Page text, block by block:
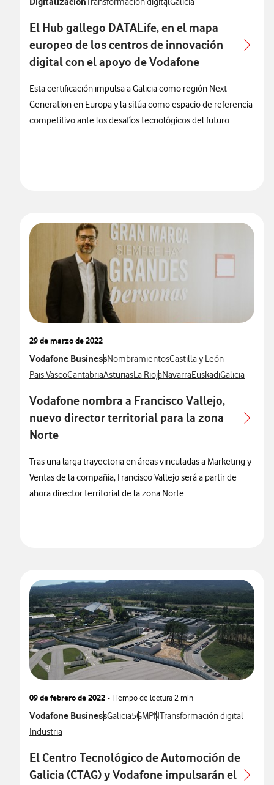
El Hub gallego DATALife, en el mapa
europeo de los centros de innovación
digital con el apoyo de Vodafone
Esta certificación impulsa a Galicia como región Next
Generation en Europa y la sitúa como espacio de referencia
competitivo ante los desafíos tecnológicos del futuro
29 de marzo de 2022
Ver más notas de prensa relacionados con
Vodafone BusinessVer más notas de prensa relacionados con
NombramientosVer más notas de prensa
Castilla y León
Ver más notas de prensa relacionados con
Pais VascoVer más notas de prensa relacionados con
CantabriaVer más notas de prensa relacionados con
AsturiasVer más notas de prensa
La RiojaVer más notas de prensa
NavarraVer más notas de
EuskadiVer más
Galicia
Vodafone nombra a Francisco Vallejo,
nuevo director territorial para la zona
Norte
Tras una larga trayectoria en áreas vinculadas a Marketing y
Ventas de la compañía, Francisco Vallejo será a partir de
ahora director territorial de la zona Norte.
09 de febrero de 2022 - Tiempo de lectura2 min
Ver más notas de prensa relacionados con
Vodafone BusinessVer más notas de prensa relacionados con
GaliciaVer más notas de prensa
5GVer más notas de prensa
MPNVer más notas de prensa
Transformación digital
Ver más notas de prensa relacionados con
Industria
El Centro Tecnológico de Automoción de
Galicia (CTAG) y Vodafone impulsarán el